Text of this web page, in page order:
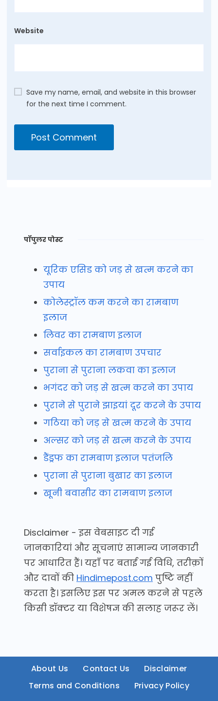
Website
Save my name, email, and website in this browser
for the next time I comment.
पॉपुलर पोस्ट
यूरिक एसिड को जड़ से खत्म करने का
उपाय
कोलेस्ट्रॉल कम करने का रामबाण
इलाज
लिवर का रामबाण इलाज
सर्वाइकल का रामबाण उपचार
पुराना से पुराना लकवा का इलाज
भगंदर को जड़ से खत्म करने का उपाय
पुराने से पुराने झाइयां दूर करने के उपाय
गठिया को जड़ से खत्म करने के उपाय
अल्सर को जड़ से खत्म करने के उपाय
डैंड्रफ का रामबाण इलाज पतंजलि
पुराना से पुराना बुखार का इलाज
खूनी बवासीर का रामबाण इलाज
Disclaimer - इस वेबसाइट दी गई
जानकारियां और सूचनाएं सामान्य जानकारी
पर आधारित हैं। यहाँ पर बताई गई विधि, तरीक़ों
और दावों की Hindimepost.com पुष्टि नहीं
करता है। इसलिए इस पर अमल करने से पहले
किसी डॉक्टर या विशेषज्ञ की सलाह जरूर लें।
About Us Contact Us
Disclaimer
Terms and Conditions
Privacy Policy